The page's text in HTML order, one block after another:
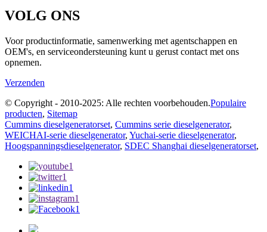
VOLG ONS
Voor productinformatie, samenwerking met agentschappen en
OEM's, en serviceondersteuning kunt u gerust contact met ons
opnemen.
Verzenden
© Copyright - 2010-2025: Alle rechten voorbehouden.Populaire
producten, Sitemap
Cummins dieselgeneratorset, Cummins serie dieselgenerator,
WEICHAI-serie dieselgenerator, Yuchai-serie dieselgenerator,
Hoogspanningsdieselgenerator, SDEC Shanghai dieselgeneratorset,